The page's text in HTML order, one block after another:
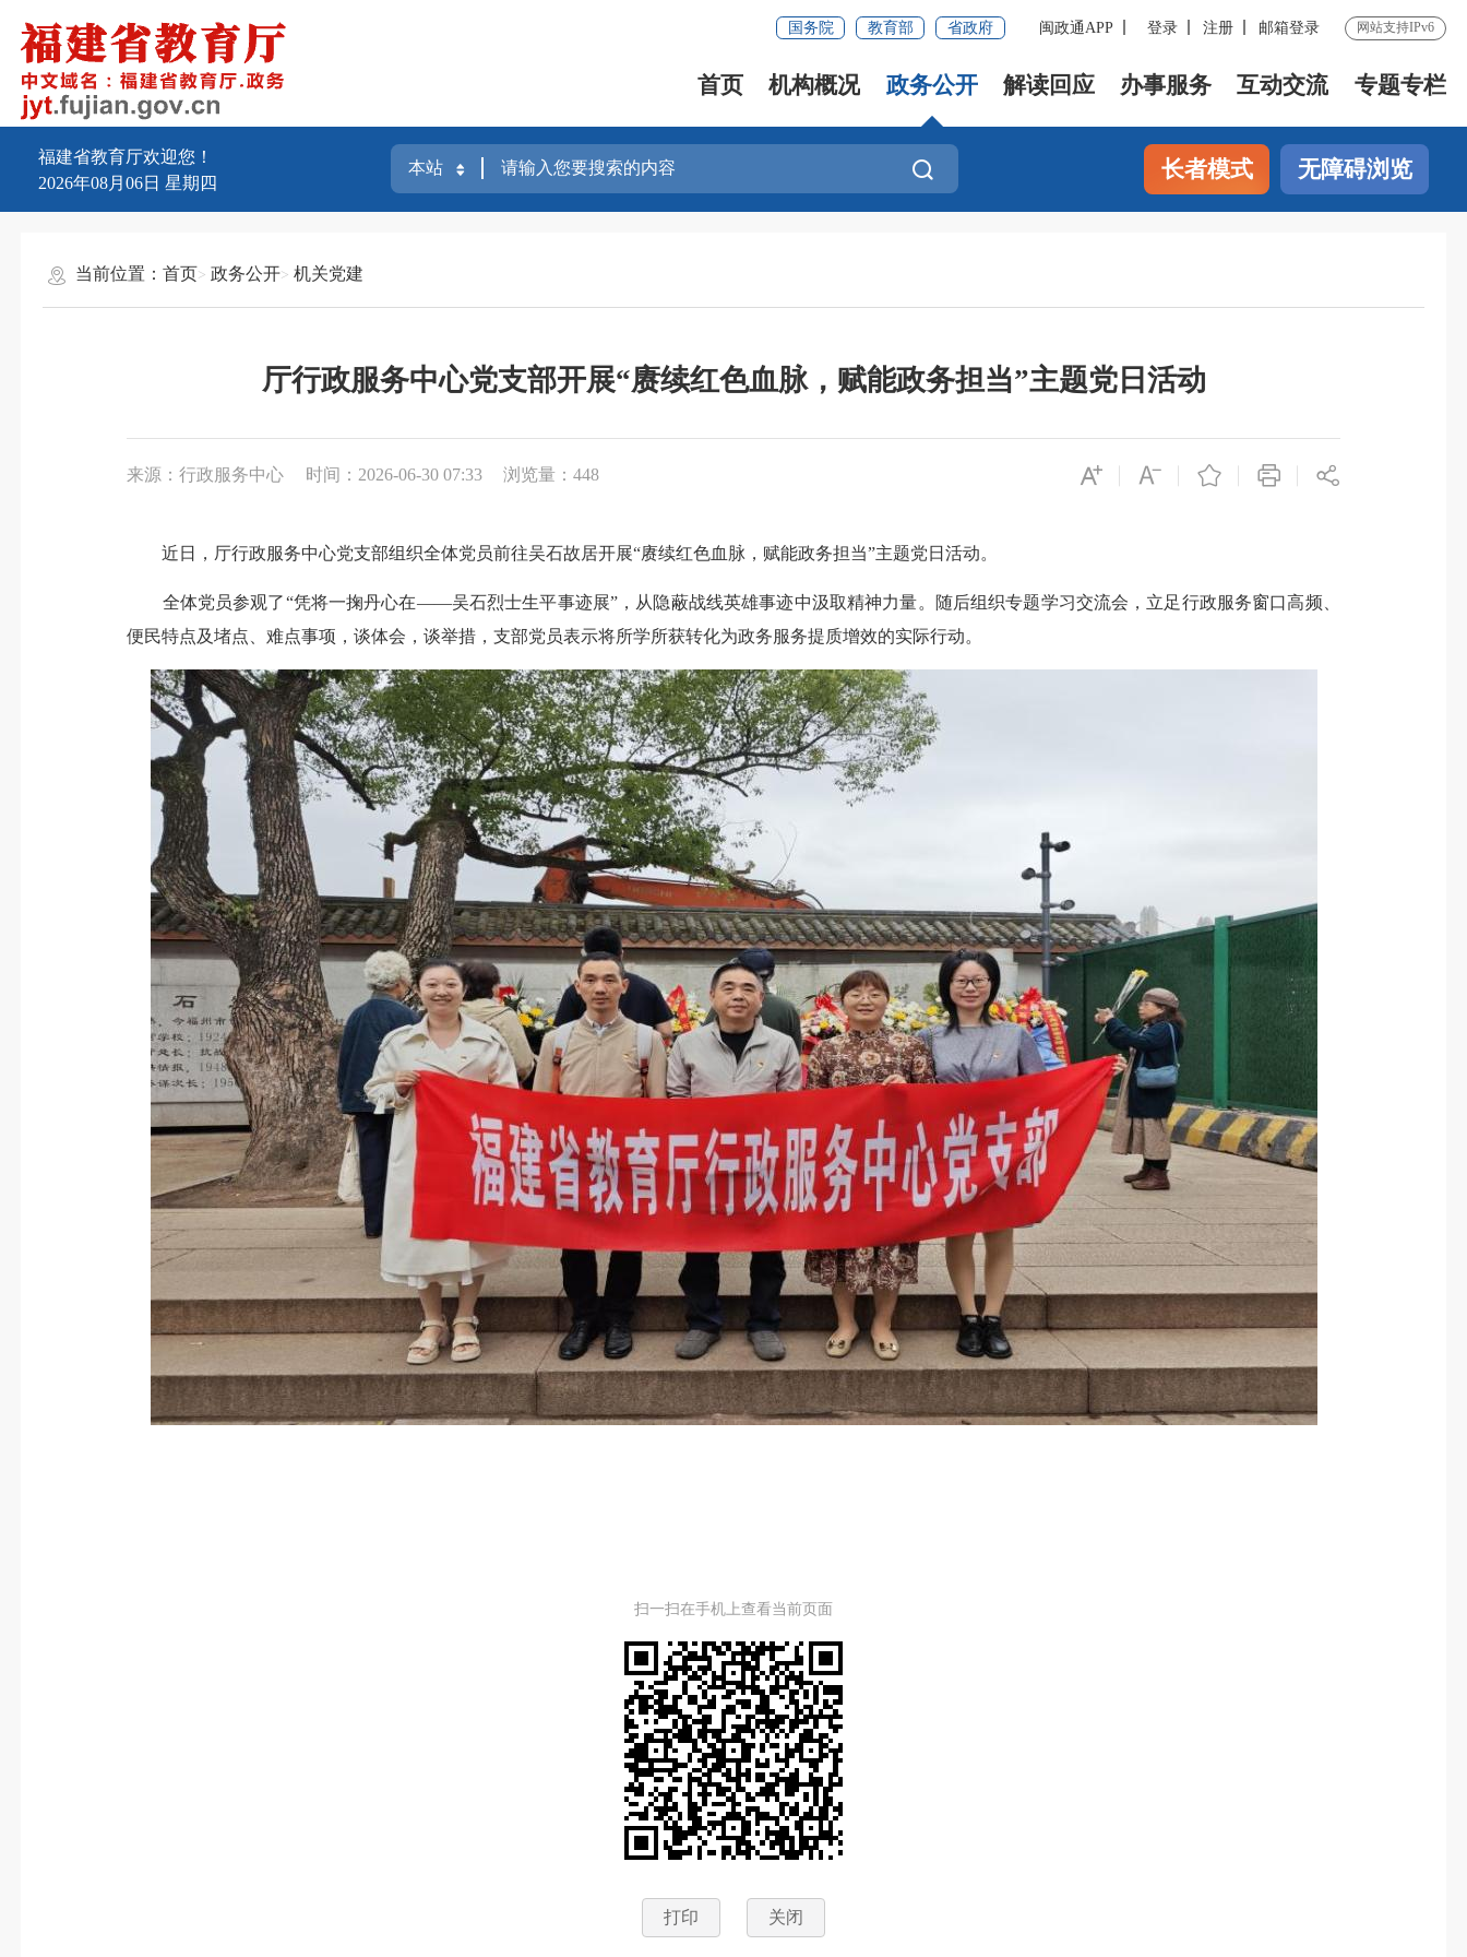
国务院 教育部 省政府 闽政通APP 登录 注册 邮箱登录 网站支持IPv6
首页 机构概况 政务公开 解读回应 办事服务 互动交流 专题专栏
福建省教育厅欢迎您！
2026年08月06日 星期四
长者模式 无障碍浏览
当前位置：首页 政务公开 机关党建
厅行政服务中心党支部开展“赓续红色血脉，赋能政务担当”主题党日活动
来源：行政服务中心 时间：2026-06-30 07:33 浏览量：448
近日，厅行政服务中心党支部组织全体党员前往吴石故居开展“赓续红色血脉，赋能政务担当”主题党日活动。
全体党员参观了“凭将一掬丹心在——吴石烈士生平事迹展”，从隐蔽战线英雄事迹中汲取精神力量。随后组织专题学习交流会，立足行政服务窗口高频、
便民特点及堵点、难点事项，谈体会，谈举措，支部党员表示将所学所获转化为政务服务提质增效的实际行动。
扫一扫在手机上查看当前页面
打印 关闭